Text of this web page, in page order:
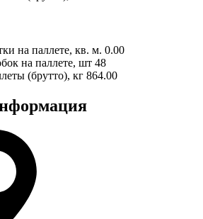
на паллете, кв. м. 0.00
на паллете, шт 48
(брутто), кг 864.00